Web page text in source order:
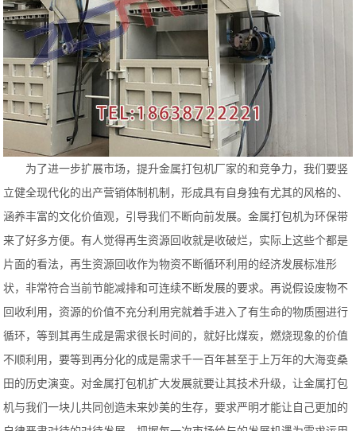
为了进一步扩展市场，提升金属打包机厂家的和竞争力，我们要竖
立健全现代化的出产营销体制机制，形成具有自身独有尤其的风格的、
涵养丰富的文化价值观，引导我们不断向前发展。金属打包机为环保带
来了好多方便。有人觉得再生资源回收就是收破烂，实际上这些个都是
片面的看法，再生资源回收作为物资不断循环利用的经济发展标准形
状，非常符合当前节能减排和可连续不断发展的要求。再说假设废物不
回收利用，资源的价值不充分利用完就着手进入了有生命的物质圈进行
循环，等到其再生成是需求很长时间的，就好比煤炭，燃烧现象的价值
不顺利用，要等到再分化的成是需求千一百年甚至于上万年的大海变桑
田的历史演变。对金属打包机扩大发展就要让其技术升级，让金属打包
机与我们一块儿共同创造未来妙美的生存，要求严明才能让自己更加的